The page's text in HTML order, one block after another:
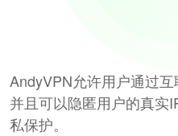
AndyVPN允许用户通过
并且可以隐匿用户的真实
私保护。